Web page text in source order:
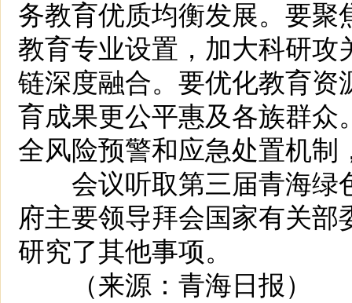
务教育优质均衡发展。要
教育专业设置，加大科研
链深度融合。要优化教育
育成果更公平惠及各族群
全风险预警和应急处置机
会议听取第三届青海绿
府主要领导拜会国家有关
研究了其他事项。
（来源：青海日报）